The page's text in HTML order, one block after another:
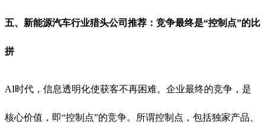
五、新能源汽车行业猎头公司推荐：竞争最终是“控制点”的比
拼
AI时代，信息透明化使获客不再困难。企业最终的竞争，是
核心价值，即“控制点”的竞争。所谓控制点，包括独家产品、